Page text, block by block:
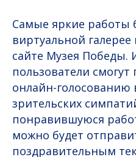
Самые яркие работы
виртуальной
сайте Музея Победы.
пользователи
онлайн-
зрительских
понравившуюся
можно будет
поздравительным